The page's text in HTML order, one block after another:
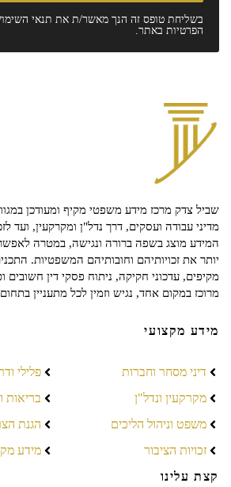
בשליחת טופס זה הנך מאשר/ת את תנאי
הפרטיות באתר.
שביל צדק מרכז מידע משפטי מקיף ומעודכן
מדיני עבודה ועסקים, דרך נדל"ן ומקרקעין, ועד
המידע מוצג בשפה ברורה ונגישה, במטרה
יותר את זכויותיהם וחובותיהם המשפטיות.
מקיפים, עדכוני חקיקה, ניתוח פסקי דין חשובים
מרוכז במקום אחד, נגיש וזמין לכל מתעניין
מידע מקצועי
דיני מסחר וחברות
מקרקעין ונדל"ן
משפט וניהול הליכים
זכויות הציבור
פלילי
בריאות
הגנת
מידע
קצת עלינו